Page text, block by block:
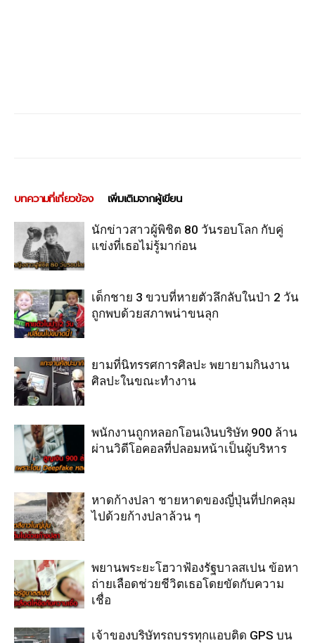
บทความที่เกี่ยวข้อง เพิ่มเติมจากผู้เขียน
นักข่าวสาวผู้พิชิต 80 วันรอบโลก กับคู่
แข่งที่เธอไม่รู้มาก่อน
เด็กชาย 3 ขวบที่หายตัวลึกลับในป่า 2 วัน
ถูกพบด้วยสภาพน่าขนลุก
ยามที่นิทรรศการศิลปะ พยายามกินงาน
ศิลปะในขณะทำงาน
พนักงานถูกหลอกโอนเงินบริษัท 900 ล้าน
ผ่านวิดีโอคอลที่ปลอมหน้าเป็นผู้บริหาร
หาดก้างปลา ชายหาดของญี่ปุ่นที่ปกคลุม
ไปด้วยก้างปลาล้วน ๆ
พยานพระยะโฮวาฟ้องรัฐบาลสเปน ข้อหา
ถ่ายเลือดช่วยชีวิตเธอโดยขัดกับความ
เชื่อ
เจ้าของบริษัทรถบรรทุกแอบติด GPS บน